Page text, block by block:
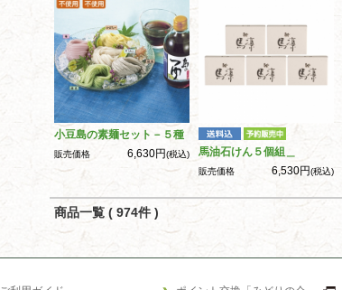
小豆島の素麺セット－５種
販売価格 6,630円(税込) 馬油石けん５個組＿
販売価格 6,530円(税込)
商品一覧 ( 974件 )